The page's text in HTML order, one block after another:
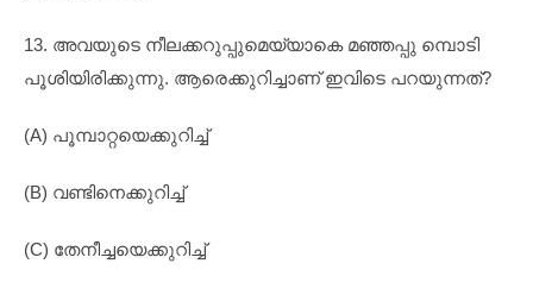
13. അവയുടെ നീലക്കറുപ്പുമെയ്യാകെ മഞ്ഞപ്പു മ്പൊടി
പൂശിയിരിക്കുന്നു. ആരെക്കുറിച്ചാണ് ഇവിടെ പറയുന്നത്?
(A) പൂമ്പാറ്റയെക്കുറിച്ച്
(B) വണ്ടിനെക്കുറിച്ച്
(C) തേനീച്ചയെക്കുറിച്ച്